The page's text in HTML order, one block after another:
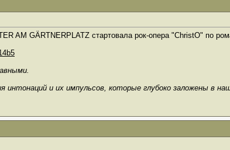
AM GÄRTNERPLATZ стартовала рок-опера "ChristO" по
и их импульсов, которые глубоко заложены в